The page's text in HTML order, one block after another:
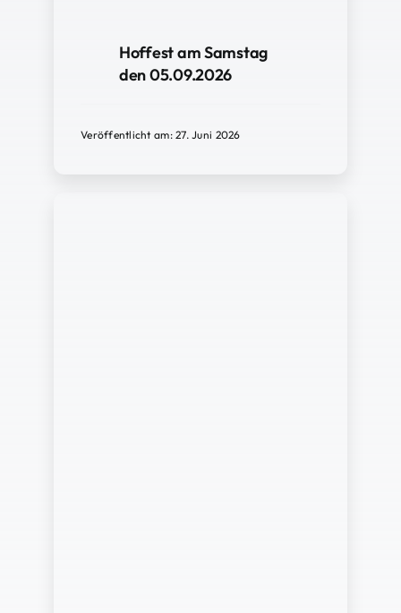
Hoffest am Samstag
den 05.09.2026
Veröffentlicht am: 27. Juni 2026